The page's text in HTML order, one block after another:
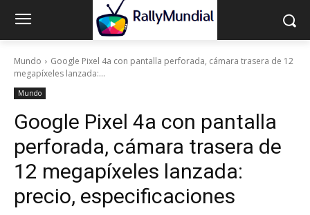
Mundo
Google Pixel 4a con pantalla perforada, cámara trasera de 12
megapíxeles lanzada:...
Mundo
Google Pixel 4a con pantalla
perforada, cámara trasera de
12 megapíxeles lanzada:
precio, especificaciones